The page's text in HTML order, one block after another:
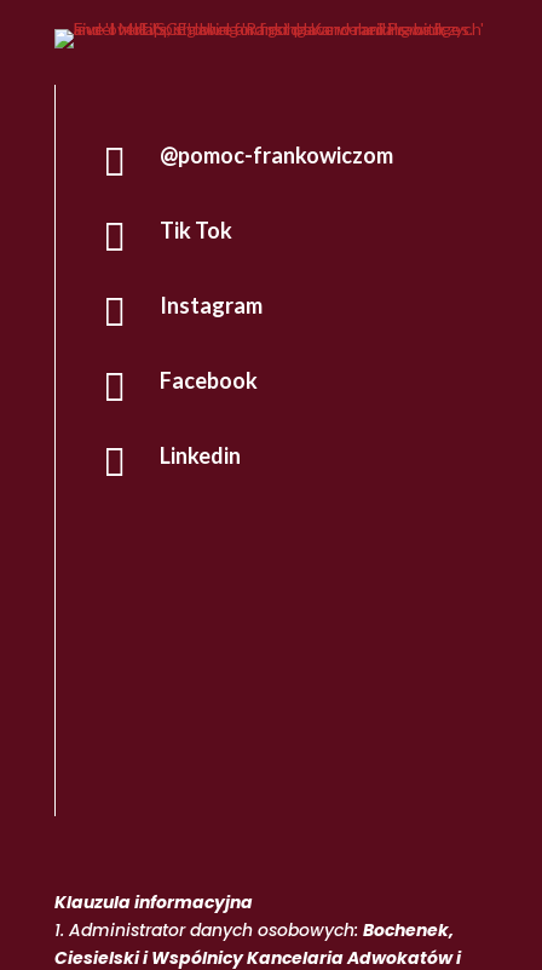
 @pomoc-frankowiczom
 Tik Tok
 Instagram
 Facebook
 Linkedin
Klauzula informacyjna
1. Administrator danych osobowych: Bochenek,
Ciesielski i Wspólnicy Kancelaria Adwokatów i